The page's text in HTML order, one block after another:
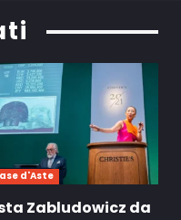
d'Aste
Zabludowicz da